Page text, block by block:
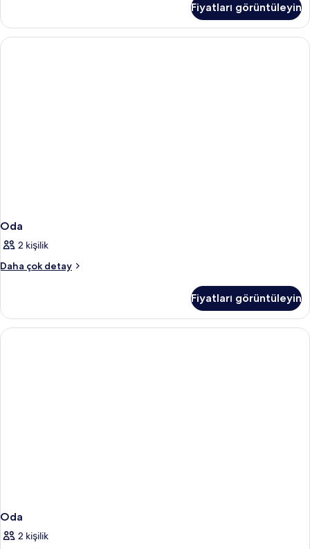
daha
fazla
detay
Fiyatları görüntüleyin
Oda
2 kişilik
Daha çok detay
Oda
detay
Fiyatları görüntüleyin
Oda
2 kişilik